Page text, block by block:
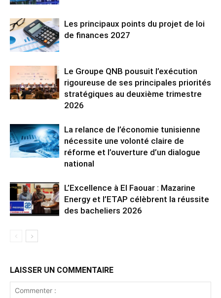
Les principaux points du projet de loi
de finances 2027
Le Groupe QNB pousuit l’exécution
rigoureuse de ses principales priorités
stratégiques au deuxième trimestre
2026
La relance de l’économie tunisienne
nécessite une volonté claire de
réforme et l’ouverture d’un dialogue
national
L’Excellence à El Faouar : Mazarine
Energy et l’ETAP célèbrent la réussite
des bacheliers 2026
LAISSER UN COMMENTAIRE